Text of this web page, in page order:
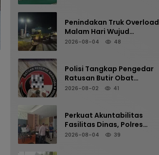
Jaga Kamtibmas
Penindakan Truk Overload
Malam Hari Wujud
Komitmen Satlantas
2026-08-04 48
Polisi Tangkap Pengedar
Ratusan Butir Obat
Terlarang di Cijulang
2026-08-02 41
Perkuat Akuntabilitas
Fasilitas Dinas, Polres
Pangandaran Gelar
2026-08-04 39